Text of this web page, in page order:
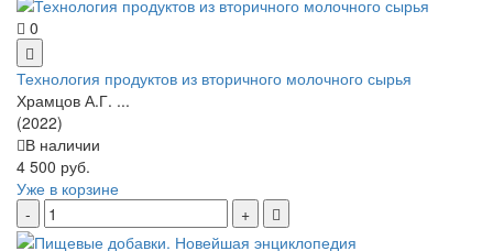
0
Технология продуктов из вторичного молочного сырья
Храмцов А.Г. ...
(2022)
В наличии
4 500 руб.
Уже в корзине